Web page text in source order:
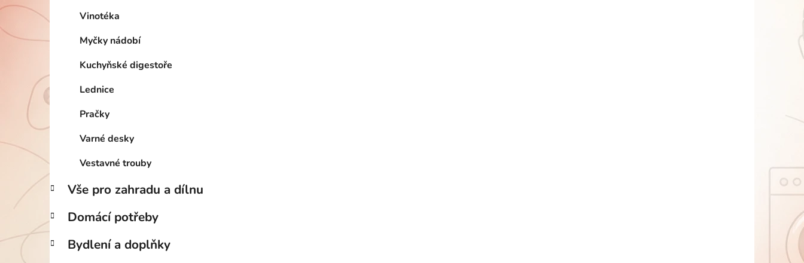
Vinotéka
Myčky nádobí
Kuchyňské digestoře
Lednice
Pračky
Varné desky
Vestavné trouby
Vše pro zahradu a dílnu
Domácí potřeby
Bydlení a doplňky